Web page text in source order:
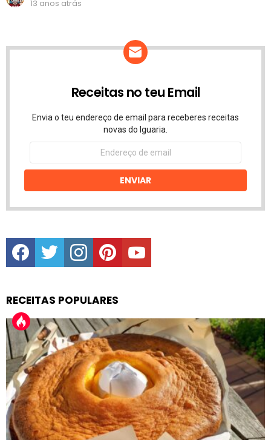
13 anos atrás
Receitas no teu Email
Envia o teu endereço de email para receberes receitas
novas do Iguaria.
Endereço
email
ENVIAR
facebooktwitter instagrampinterestyoutube
RECEITAS POPULARES